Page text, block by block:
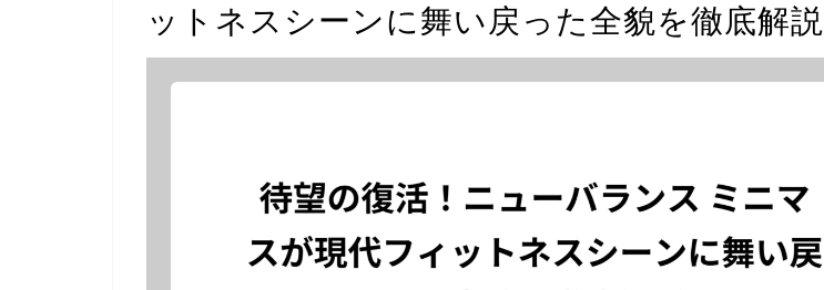
ットネスシーンに舞い戻った全貌を徹底解説